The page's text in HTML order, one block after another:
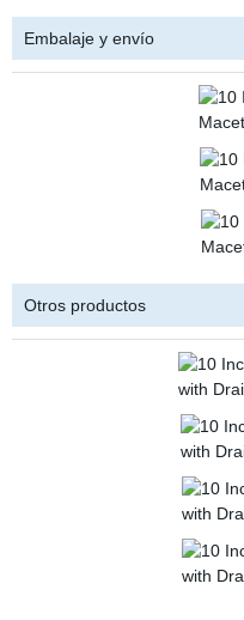
Embalaje y envío
Otros productos